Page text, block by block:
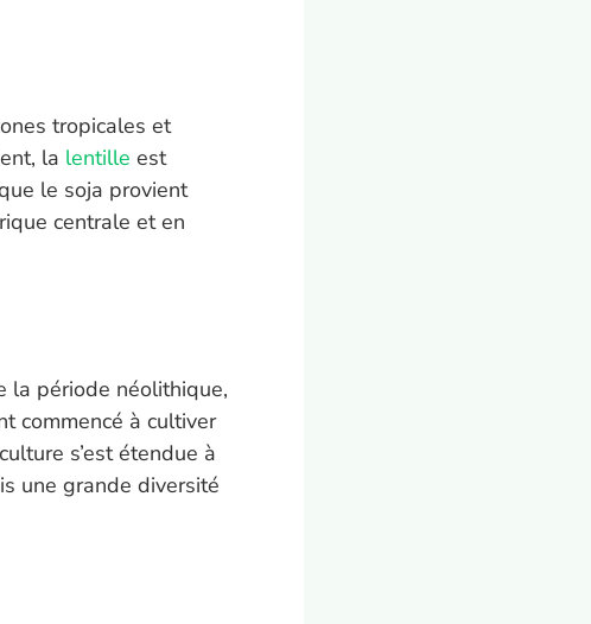
tropicales et
la lentille est
le soja provient
centrale et en
la période néolithique,
commencé à cultiver
s’est étendue à
une grande diversité